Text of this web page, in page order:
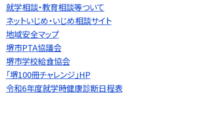
就学相談・教育相談等ついて
ネットいじめ・いじめ相談サイト
地域安全マップ
堺市PTA協議会
堺市学校給食協会
「堺100冊チャレンジ」HP
令和6年度就学時健康診断日程表